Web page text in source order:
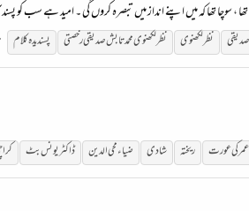
، سوچا تھا کہ میں اپنے انداز میں تبصرہ کروں گی ۔ امید ہے سب کو
صدیقی نظر لکھنوی نظر لکھنوی محمد تابش صدیقی رخصتی پسندیدہ کلام
کی عورت ریختہ شادی ضیاء محی الدین ڈاکٹر یونس بٹ